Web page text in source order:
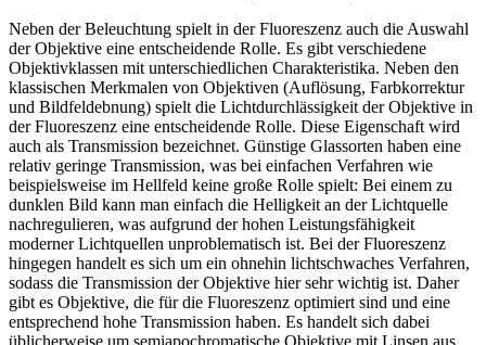
Neben der Beleuchtung spielt in der Fluoreszenz auch die Auswahl
der Objektive eine entscheidende Rolle. Es gibt verschiedene
Objektivklassen mit unterschiedlichen Charakteristika. Neben den
klassischen Merkmalen von Objektiven (Auflösung, Farbkorrektur
und Bildfeldebnung) spielt die Lichtdurchlässigkeit der Objektive in
der Fluoreszenz eine entscheidende Rolle. Diese Eigenschaft wird
auch als Transmission bezeichnet. Günstige Glassorten haben eine
relativ geringe Transmission, was bei einfachen Verfahren wie
beispielsweise im Hellfeld keine große Rolle spielt: Bei einem zu
dunklen Bild kann man einfach die Helligkeit an der Lichtquelle
nachregulieren, was aufgrund der hohen Leistungsfähigkeit
moderner Lichtquellen unproblematisch ist. Bei der Fluoreszenz
hingegen handelt es sich um ein ohnehin lichtschwaches Verfahren,
sodass die Transmission der Objektive hier sehr wichtig ist. Daher
gibt es Objektive, die für die Fluoreszenz optimiert sind und eine
entsprechend hohe Transmission haben. Es handelt sich dabei
üblicherweise um semiapochromatische Objektive mit Linsen aus